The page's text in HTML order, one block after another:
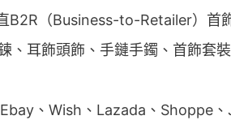
B2R（Business-to-Retailer）首
、耳飾頭飾、手鏈手鐲、首飾套
、Wish、Lazada、Shoppe